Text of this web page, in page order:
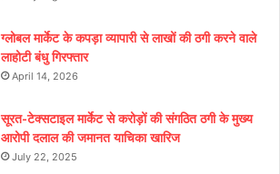
ग्लोबल मार्केट के कपड़ा व्यापारी से लाखों की ठगी करने वाले
लाहोटी बंधु गिरफ्तार
April 14, 2026
सूरत-टेक्सटाइल मार्केट से करोड़ों की संगठित ठगी के मुख्य
आरोपी दलाल की जमानत याचिका खारिज
July 22, 2025